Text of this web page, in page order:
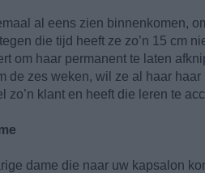
al eens zien binnenkomen,
die tijd heeft ze zo’n 15 cm
om haar permanent te laten
de zes weken, wil ze al haar
zo’n klant en heeft die leren te
dame die naar uw kapsalon